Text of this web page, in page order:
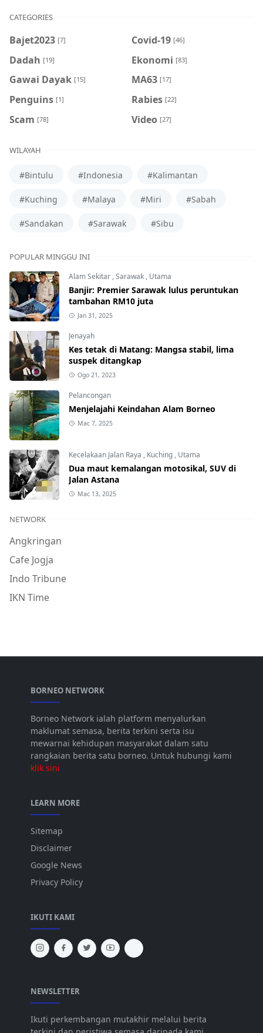
CATEGORIES
Bajet2023 [7] Covid-19 [46]
Dadah [19] Ekonomi [83]
Gawai Dayak [15] MA63 [17]
Penguins [1] Rabies [22]
Scam [78] Video [27]
WILAYAH
#Bintulu #Indonesia #Kalimantan
#Kuching #Malaya #Miri #Sabah
#Sandakan #Sarawak #Sibu
POPULAR MINGGU INI
Alam Sekitar ,Sarawak , Utama
Banjir: Premier Sarawak lulus peruntukan
tambahan RM10 juta
Jan 31, 2025
Jenayah
Kes tetak di Matang: Mangsa stabil, lima
suspek ditangkap
Ogo 21, 2023
Pelancongan
Menjelajahi Keindahan Alam Borneo
Mac 7, 2025
Kecelakaan Jalan Raya , Kuching , Utama
Dua maut kemalangan motosikal, SUV di
Jalan Astana
Mac 13, 2025
NETWORK
Angkringan
Cafe Jogja
Indo Tribune
IKN Time
BORNEO NETWORK
Borneo Network ialah platform menyalurkan
maklumat semasa, berita terkini serta isu
mewarnai kehidupan masyarakat dalam satu
rangkaian berita satu borneo. Untuk hubungi kami
klik sini
LEARN MORE
Sitemap
Disclaimer
Google News
Privacy Policy
IKUTI KAMI
NEWSLETTER
Ikuti perkembangan mutakhir melalui berita